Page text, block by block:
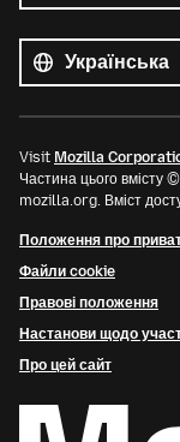
мови
Мова
Visit Mozilla
Частина цього
mozilla.org. Вміст
Положення про
Файли cookie
Правові положення
Настанови щодо
Про цей сайт